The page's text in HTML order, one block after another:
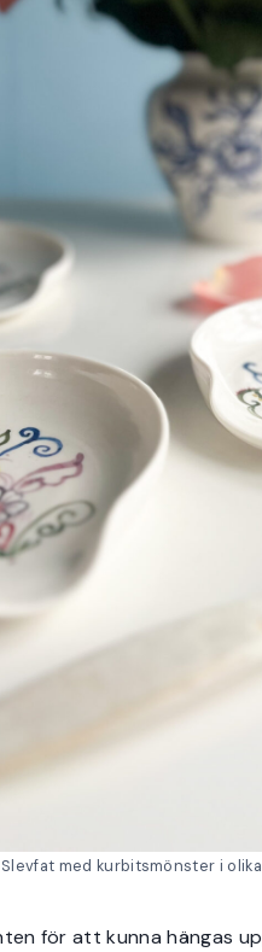
Slevfat med kurbitsmönster i
för att kunna hängas